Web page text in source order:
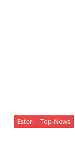
Esteri Top-News